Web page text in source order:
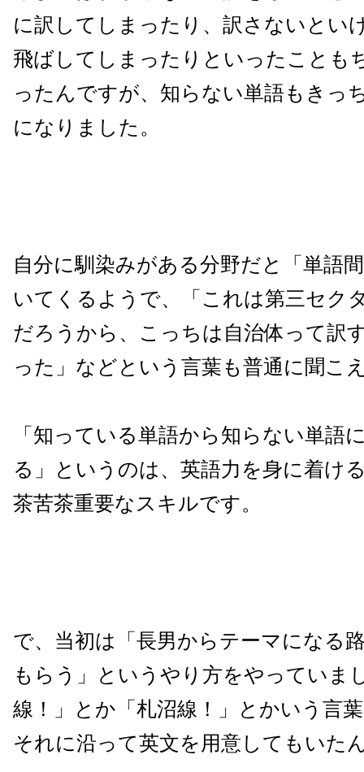
に訳してしまったり、訳さないとい
飛ばしてしまったりといったことも
ったんですが、知らない単語もきっ
になりました。
自分に馴染みがある分野だと「単語
いてくるようで、「これは第三セク
だろうから、こっちは自治体って訳
った」などという言葉も普通に聞こ
「知っている単語から知らない単語
る」というのは、英語力を身に着け
茶苦茶重要なスキルです。
で、当初は「長男からテーマになる
もらう」というやり方をやっていま
線！」とか「札沼線！」とかいう言
それに沿って英文を用意してもいた